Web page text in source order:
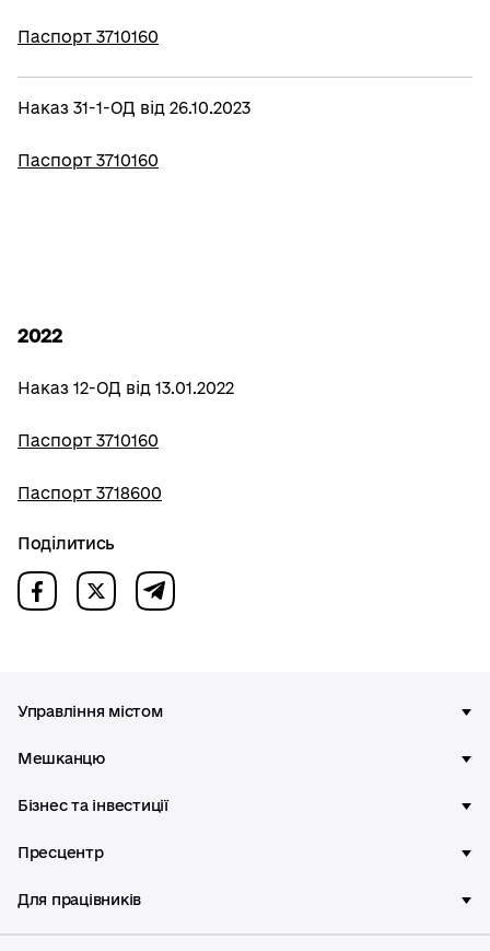
Паспорт 3710160
Наказ 31-1-ОД від 26.10.2023
Паспорт 3710160
2022
Наказ 12-ОД від 13.01.2022
Паспорт 3710160
Паспорт 3718600
Поділитись
Управління містом
Мешканцю
Бізнес та інвестиції
Пресцентр
Для працівників